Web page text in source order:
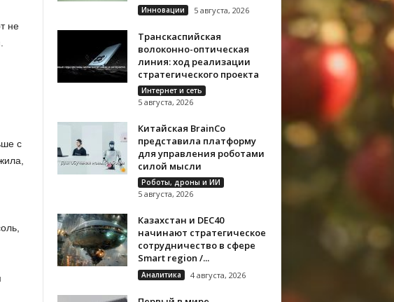
не
с
Инновации 5 августа, 2026
Транскаспийская
волоконно-оптическая
линия: ход реализации
стратегического проекта
Интернет и сеть
5 августа, 2026
Китайская BrainCo
представила платформу
для управления роботами
силой мысли
Роботы, дроны и ИИ
5 августа, 2026
Казахстан и DEC40
начинают стратегическое
сотрудничество в сфере
Smart region /...
Аналитика 4 августа, 2026